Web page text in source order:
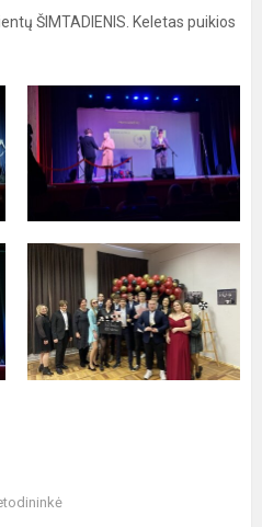
ŠIMTADIENIS. Keletas puikios